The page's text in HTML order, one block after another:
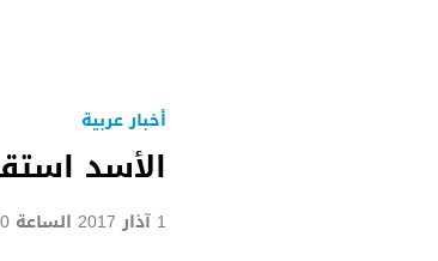
أخبار عربية
الأسد
1 آذار 2017 الساعة 00:00